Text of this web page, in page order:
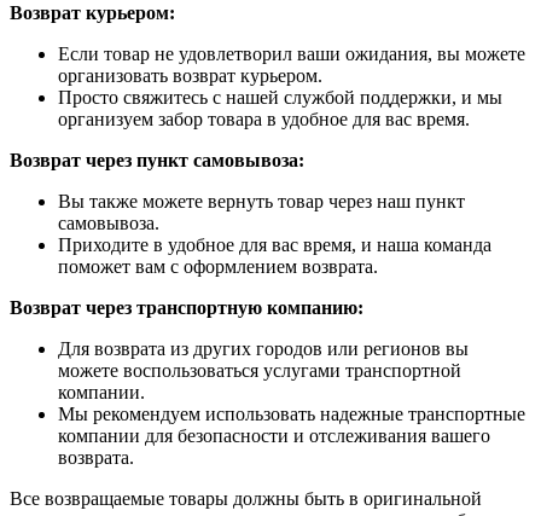
Возврат курьером:
Если товар не удовлетворил ваши ожидания, вы можете
организовать возврат курьером.
Просто свяжитесь с нашей службой поддержки, и мы
организуем забор товара в удобное для вас время.
Возврат через пункт самовывоза:
Вы также можете вернуть товар через наш пункт
самовывоза.
Приходите в удобное для вас время, и наша команда
поможет вам с оформлением возврата.
Возврат через транспортную компанию:
Для возврата из других городов или регионов вы
можете воспользоваться услугами транспортной
компании.
Мы рекомендуем использовать надежные транспортные
компании для безопасности и отслеживания вашего
возврата.
Все возвращаемые товары должны быть в оригинальной